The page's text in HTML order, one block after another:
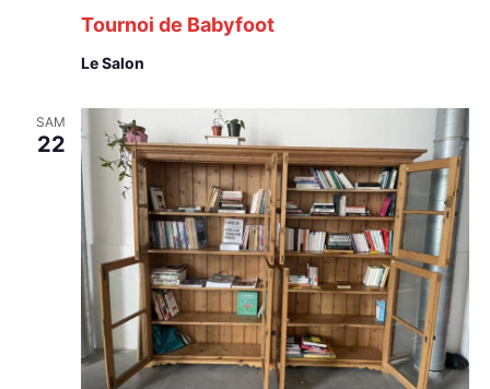
Tournoi de Babyfoot
Le Salon
SAM
22